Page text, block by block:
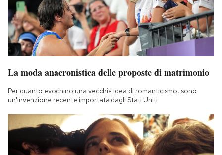
La moda anacronistica delle proposte di matrimonio
Per quanto evochino una vecchia idea di romanticismo, sono
un'invenzione recente importata dagli Stati Uniti